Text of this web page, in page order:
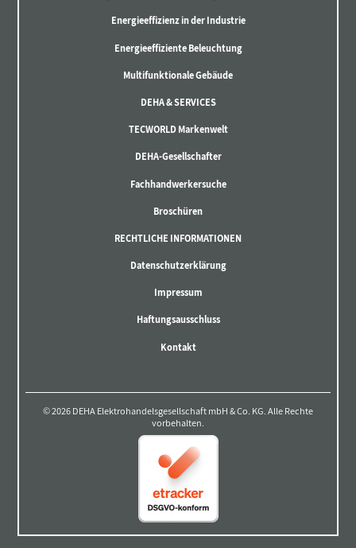
Energieeffizienz in der Industrie
Energieeffiziente Beleuchtung
Multifunktionale Gebäude
DEHA & SERVICES
TECWORLD Markenwelt
DEHA-Gesellschafter
Fachhandwerkersuche
Broschüren
RECHTLICHE INFORMATIONEN
Datenschutzerklärung
Impressum
Haftungsausschluss
Kontakt
© 2026 DEHA Elektrohandelsgesellschaft mbH & Co. KG. Alle Rechte
vorbehalten.